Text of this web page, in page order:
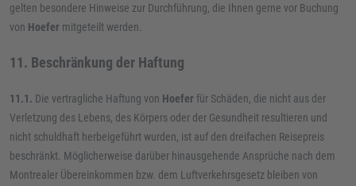
gelten besondere Hinweise zur Durchführung, die Ihnen gerne vor Buchung
von Hoefer mitgeteilt werden.
11. Beschränkung der Haftung
11.1. Die vertragliche Haftung von Hoefer für Schäden, die nicht aus der
Verletzung des Lebens, des Körpers oder der Gesundheit resultieren und
nicht schuldhaft herbeigeführt wurden, ist auf den dreifachen Reisepreis
beschränkt. Möglicherweise darüber hinausgehende Ansprüche nach dem
Montrealer Übereinkommen bzw. dem Luftverkehrsgesetz bleiben von